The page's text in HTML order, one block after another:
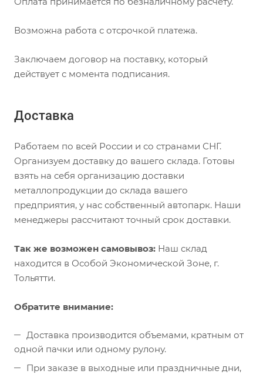
Возможна работа с отсрочкой платежа.
Заключаем договор на поставку, который
действует с момента подписания.
Доставка
Работаем по всей России и со странами СНГ.
Организуем доставку до вашего склада. Готовы
взять на себя организацию доставки
металлопродукции до склада вашего
предприятия, у нас собственный автопарк. Наши
менеджеры рассчитают точный срок доставки.
Так же возможен самовывоз: Наш склад
находится в Особой Экономической Зоне, г.
Тольятти.
Обратите внимание:
Доставка производится объемами, кратным от
одной пачки или одному рулону.
При заказе в выходные или праздничные дни,